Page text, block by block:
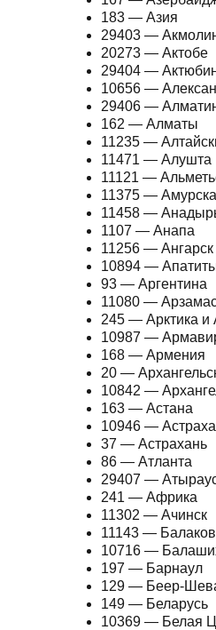
183 — Азия
29403 —
20273 — Актобе
29404 —
10656 —
29406 —
162 — Алматы
11235 —
11471 — Алушта
11121 —
11375 —
11458 —
1107 — Анапа
11256 — Ангарск
10894 —
93 — Аргентина
11080 —
245 — Арктика и
10987 —
168 — Армения
20 —
10842 —
163 — Астана
10946 —
37 — Астрахань
86 — Атланта
29407 —
241 — Африка
11302 — Ачинск
11143 —
10716 —
197 — Барнаул
129 — Беер-
149 — Беларусь
10369 — Белая